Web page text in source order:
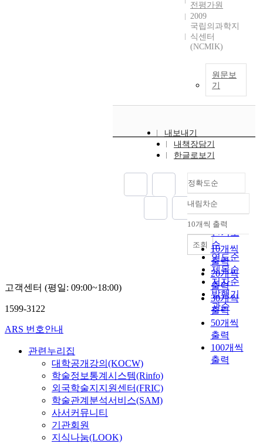
전평가원
2009
국립의과학지
식센터
(NCMIK)
원문보
기
내보내기
내책장담기
한글로보기
정확도순
정확도
순
인기도
순
연도순
제목순
저자순
발행기
관순
내림차순
내림차순
10개씩 출력
10개씩
출력
20개씩
출력
30개씩
출력
50개씩
출력
100개씩
출력
조회
고객센터 (평일: 09:00~18:00)
1599-3122
ARS 번호안내
관련누리집
대학공개강의(KOCW)
학술정보통계시스템(Rinfo)
외국학술지지원센터(FRIC)
학술관계분석서비스(SAM)
사서커뮤니티
기관회원
지식나눔(LOOK)